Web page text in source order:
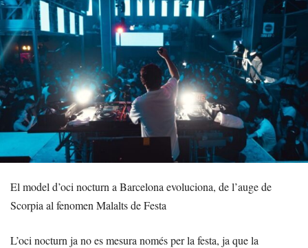
El model d’oci nocturn a Barcelona evoluciona, de l’auge de
Scorpia al fenomen Malalts de Festa
L’oci nocturn ja no es mesura només per la festa, ja que la